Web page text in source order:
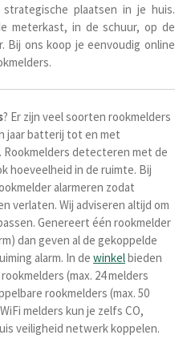
plaatsen in je huis.
meterkast, in de schuur, op de
Bij ons koop je eenvoudig online
? Er zijn veel soorten rookmelders
jaar batterij tot en met
detecteren met de
hoeveelheid in de ruimte. Bij
alarmeren zodat
verlaten. Wij adviseren altijd om
Genereert één rookmelder
dan geven al de gekoppelde
alarm. In de winkelbieden
(max. 24 melders
rookmelders (max. 50
melders kun je zelfs CO,
veiligheid netwerk koppelen.